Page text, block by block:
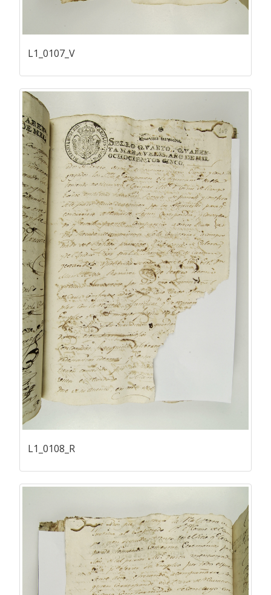
L1_0107_V
L1_0108_R